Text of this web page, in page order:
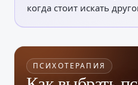
когда стоит искать
ПСИХОТЕРАПИЯ